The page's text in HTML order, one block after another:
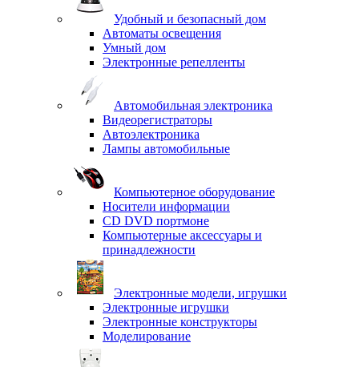
Удобный и безопасный дом
Автоматы освещения
Умный дом
Электронные репелленты
Автомобильная электроника
Видеорегистраторы
Автоэлектроника
Лампы автомобильные
Компьютерное оборудование
Носители информации
CD DVD портмоне
Компьютерные аксессуары и
принадлежности
Электронные модели, игрушки
Электронные игрушки
Электронные конструкторы
Моделирование